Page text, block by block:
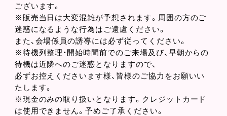
ございます。
※販売当日は大変混雑が予想されます。周囲の方のご
迷惑になるような行為はご遠慮ください。
また、会場係員の誘導には必ず従ってください。
※待機列整理・開始時間前でのご来場及び、早朝からの
待機は近隣へのご迷惑となりますので、
必ずお控えくださいます様、皆様のご協力をお願いい
たします。
※現金のみの取り扱いとなります。クレジットカード
は使用できません。予めご了承ください。